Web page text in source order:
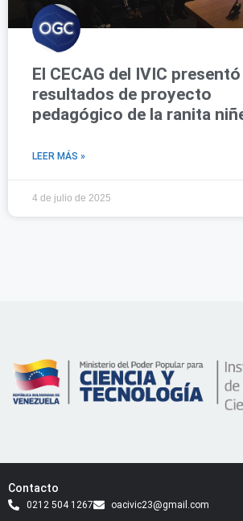
El CECAG del IVIC presentó
resultados de proyecto
pedagógico de la ranita
LEER MÁS »
4 de julio de 2025
Contacto
0212 504 1267 oacivic23@gmail.com